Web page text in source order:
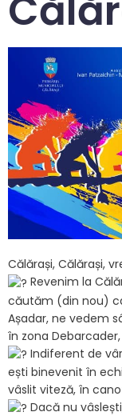
Călărași, Călărași,
Revenim la
căutăm (din nou)
Așadar, ne vedem
în zona
Indiferent de
ești binevenit în
vâslit viteză, în
Dacă nu